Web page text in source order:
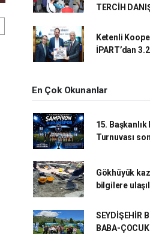
TERCİH
Ketenli
İPART’dan
En Çok Okunanlar
15. Başkanlık
Turnuvası
Gökhüyük
bilgilere
SEYDİŞEHİR
BABA-